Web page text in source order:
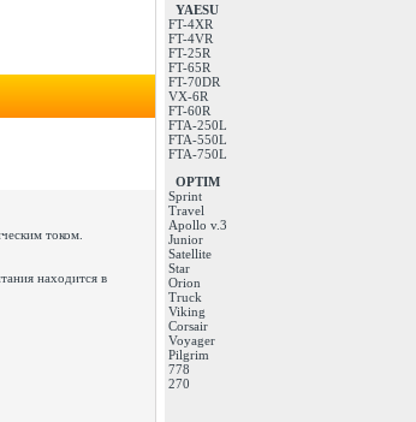
током.
находится в
YAESU
FT-4XR
FT-4VR
FT-25R
FT-65R
FT-70DR
VX-6R
FT-60R
FTA-250L
FTA-550L
FTA-750L
OPTIM
Sprint
Travel
Apollo v.3
Junior
Satellite
Star
Orion
Truck
Viking
Corsair
Voyager
Pilgrim
778
270